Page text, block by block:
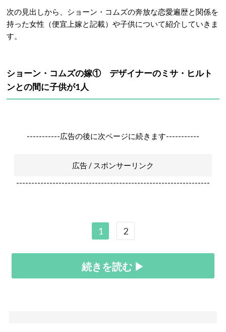
次の見出しから、ショーン・コムズの奔放な恋愛遍歴と関係を
持った女性（便宜上嫁と記載）や子供について紹介していきま
す。
ショーン・コムズの嫁① デザイナーのミサ・ヒルト
ンとの間に子供が1人
-----------広告の後に次ページに続きます-----------
広告 / スポンサーリンク
----------------------------------------------------------------
1 2
続きを読む ▶